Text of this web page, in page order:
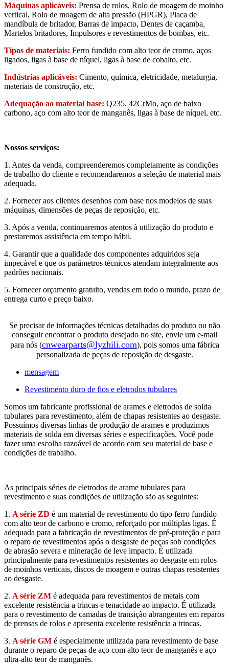
Máquinas aplicáveis: Prensa de rolos, Rolo de moagem de moinho
vertical, Rolo de moagem de alta pressão (HPGR), Placa de
mandíbula de britador, Barras de impacto, Dentes de caçamba,
Martelos britadores, Impulsores e revestimentos de bombas, etc.
Tipos de materiais: Ferro fundido com alto teor de cromo, aços
ligados, ligas à base de níquel, ligas à base de cobalto, etc.
Indústrias aplicáveis: Cimento, química, eletricidade, metalurgia,
materiais de construção, etc.
Adequação ao material base: Q235, 42CrMo, aço de baixo
carbono, aço com alto teor de manganês, ligas à base de níquel, etc.
Nossos serviços:
1. Antes da venda, compreenderemos completamente as condições
de trabalho do cliente e recomendaremos a seleção de material mais
adequada.
2. Fornecer aos clientes desenhos com base nos modelos de suas
máquinas, dimensões de peças de reposição, etc.
3. Após a venda, continuaremos atentos à utilização do produto e
prestaremos assistência em tempo hábil.
4. Garantir que a qualidade dos componentes adquiridos seja
impecável e que os parâmetros técnicos atendam integralmente aos
padrões nacionais.
5. Fornecer orçamento gratuito, vendas em todo o mundo, prazo de
entrega curto e preço baixo.
Se precisar de informações técnicas detalhadas do produto ou não
conseguir encontrar o produto desejado no site, envie um e-mail
para nós (cnwearparts@lyzhili.com), pois somos uma fábrica
personalizada de peças de reposição de desgaste.
mensagem
Revestimento duro de fios e eletrodos tubulares
Somos um fabricante profissional de arames e eletrodos de solda
tubulares para revestimento, além de chapas resistentes ao desgaste.
Possuímos diversas linhas de produção de arames e produzimos
materiais de solda em diversas séries e especificações. Você pode
fazer uma escolha razoável de acordo com seu material de base e
condições de trabalho.
As principais séries de eletrodos de arame tubulares para
revestimento e suas condições de utilização são as seguintes:
1. A série ZD é um material de revestimento do tipo ferro fundido
com alto teor de carbono e cromo, reforçado por múltiplas ligas. É
adequada para a fabricação de revestimentos de pré-proteção e para
o reparo de revestimentos após o desgaste de peças sob condições
de abrasão severa e mineração de leve impacto. É utilizada
principalmente para revestimentos resistentes ao desgaste em rolos
de moinhos verticais, discos de moagem e outras chapas resistentes
ao desgaste.
2. A série ZM é adequada para revestimentos de metais com
excelente resistência a trincas e tenacidade ao impacto. É utilizada
para o revestimento de camadas de transição abrangentes em reparos
de prensas de rolos e apresenta excelente resistência a trincas.
3. A série GM é especialmente utilizada para revestimento de base
durante o reparo de peças de aço com alto teor de manganês e aço
ultra-alto teor de manganês.